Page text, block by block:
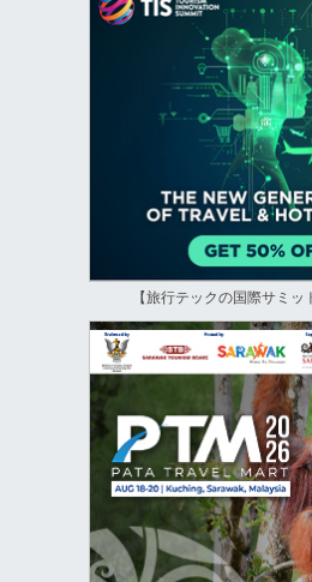
【旅行テックの国際サミッ